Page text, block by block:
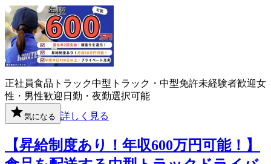
正社員食品 トラック中型トラック・中型免許未経験者歓迎女
性・男性歓迎 日勤・夜勤選択可能
気になる 詳しく見る
【昇給制度あり！年収600万円可能！】